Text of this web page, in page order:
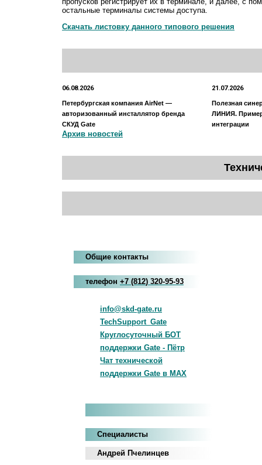
остальные терминалы системы доступа.
Скачать листовку данного типового решения
06.08.2026
Петербургская компания AirNet —
авторизованный инсталлятор бренда
СКУД Gate
21.07.2026
Полезная
ЛИНИЯ.
интеграции
Архив новостей
Общие контакты
телефон +7 (812) 320-95-93
info@skd-gate.ru
TechSupport_Gate
Круглосуточный БОТ
поддержки Gate - Пётр
Чат технической
поддержки Gate в MAX
Специалисты
Андрей Пчелинцев